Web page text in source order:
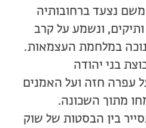
נצעד ברחובותיה
ונשמע על קרב
במלחמת העצמאות.
בני יהודה
עפרה חזה ועל האמנים
מתוך השכונה.
בין הבסטות של שוק